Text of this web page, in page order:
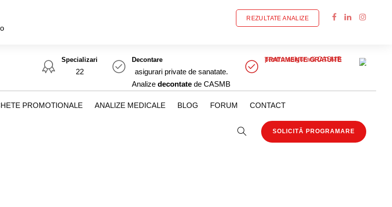
REZULTATE ANALIZE
Specializari
22
Decontare
asigurari private de sanatate.
Analize decontate de CASMB
TRATAMENTE GRATUITE
pentru asiguratii CASMB
PROMOTIONALE ANALIZE MEDICALE BLOG FORUM CONTACT
SOLICITĂ PROGRAMARE